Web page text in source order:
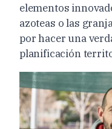
elementos
azoteas o las
por hacer una
planificación